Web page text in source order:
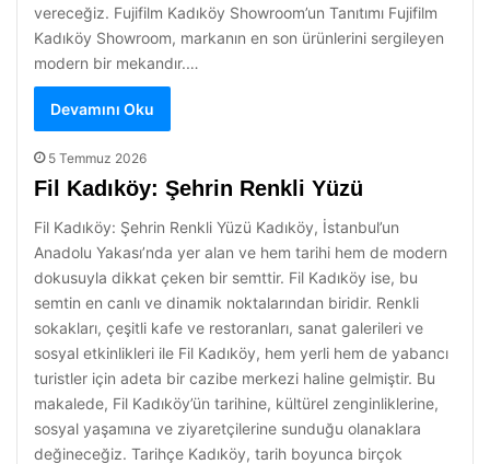
vereceğiz. Fujifilm Kadıköy Showroom’un Tanıtımı Fujifilm
Kadıköy Showroom, markanın en son ürünlerini sergileyen
modern bir mekandır.…
Devamını Oku
5 Temmuz 2026
Fil Kadıköy: Şehrin Renkli Yüzü
Fil Kadıköy: Şehrin Renkli Yüzü Kadıköy, İstanbul’un
Anadolu Yakası’nda yer alan ve hem tarihi hem de modern
dokusuyla dikkat çeken bir semttir. Fil Kadıköy ise, bu
semtin en canlı ve dinamik noktalarından biridir. Renkli
sokakları, çeşitli kafe ve restoranları, sanat galerileri ve
sosyal etkinlikleri ile Fil Kadıköy, hem yerli hem de yabancı
turistler için adeta bir cazibe merkezi haline gelmiştir. Bu
makalede, Fil Kadıköy’ün tarihine, kültürel zenginliklerine,
sosyal yaşamına ve ziyaretçilerine sunduğu olanaklara
değineceğiz. Tarihçe Kadıköy, tarih boyunca birçok